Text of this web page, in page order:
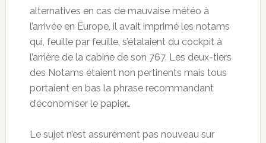
alternatives en cas de mauvaise météo à
l’arrivée en Europe, il avait imprimé les notams
qui, feuille par feuille, s’étalaient du cockpit à
l’arrière de la cabine de son 767. Les deux-tiers
des Notams étaient non pertinents mais tous
portaient en bas la phrase recommandant
d’économiser le papier…
Le sujet n’est assurément pas nouveau sur